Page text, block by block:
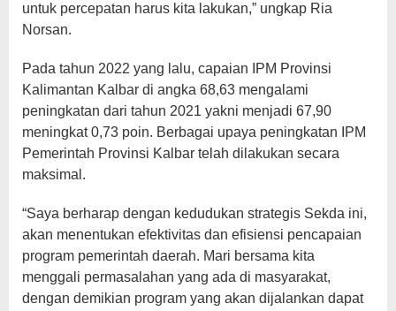
untuk percepatan harus kita lakukan,” ungkap Ria
Norsan.
Pada tahun 2022 yang lalu, capaian IPM Provinsi
Kalimantan Kalbar di angka 68,63 mengalami
peningkatan dari tahun 2021 yakni menjadi 67,90
meningkat 0,73 poin. Berbagai upaya peningkatan IPM
Pemerintah Provinsi Kalbar telah dilakukan secara
maksimal.
“Saya berharap dengan kedudukan strategis Sekda ini,
akan menentukan efektivitas dan efisiensi pencapaian
program pemerintah daerah. Mari bersama kita
menggali permasalahan yang ada di masyarakat,
dengan demikian program yang akan dijalankan dapat